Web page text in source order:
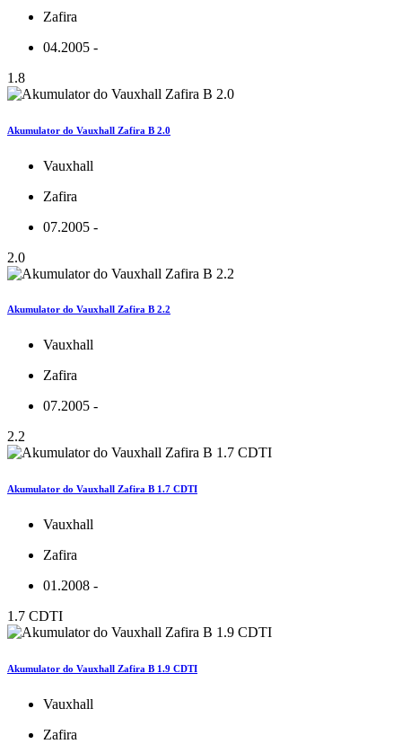
Zafira
04.2005 -
1.8
Akumulator do Vauxhall Zafira B 2.0
Vauxhall
Zafira
07.2005 -
2.0
Akumulator do Vauxhall Zafira B 2.2
Vauxhall
Zafira
07.2005 -
2.2
Akumulator do Vauxhall Zafira B 1.7 CDTI
Vauxhall
Zafira
01.2008 -
1.7 CDTI
Akumulator do Vauxhall Zafira B 1.9 CDTI
Vauxhall
Zafira